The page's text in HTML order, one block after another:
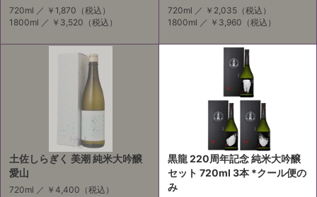
720ml ／ ￥1,870 （税込）
1800ml ／ ￥3,520 （税込）
720ml ／ ￥2,035（税込）
1800ml ／ ￥3,960 （税込）
土佐しらぎく 美潮 純米大吟醸
愛山
720ml ／ ￥4,400 （税込）
黒龍 220周年記念 純米大吟醸
セット 720ml 3本 *クール便の
み